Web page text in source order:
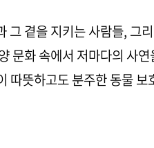
그 곁을 지키는 사람들, 그
문화 속에서 저마다의 사
따뜻하고도 분주한 동물